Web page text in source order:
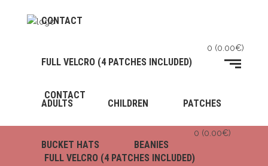
CONTACT
FULL VELCRO (4 PATCHES INCLUDED)
0 (0.00€)
CONTACT
FULL VELCRO (4 PATCHES INCLUDED)
ADULTS CHILDREN PATCHES
BUCKET HATS BEANIES
0 (0.00€)